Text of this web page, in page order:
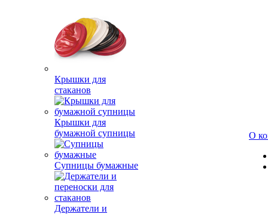
Крышки для
стаканов
Крышки для
бумажной супницы
Супницы бумажные
Держатели и
О